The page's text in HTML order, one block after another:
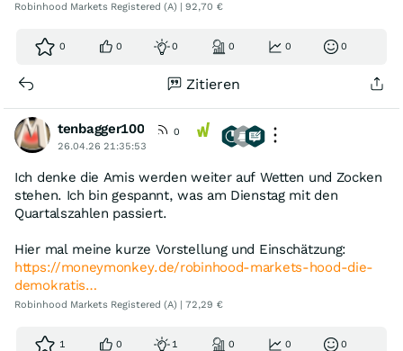
Robinhood Markets Registered (A) | 92,70 €
0 0 0 0 0 0
Zitieren
tenbagger100
0
26.04.26 21:35:53
Ich denke die Amis werden weiter auf Wetten und Zocken
stehen. Ich bin gespannt, was am Dienstag mit den
Quartalszahlen passiert.
Hier mal meine kurze Vorstellung und Einschätzung:
https://moneymonkey.de/robinhood-markets-hood-die-
demokratis…
Robinhood Markets Registered (A) | 72,29 €
1 0 1 0 0 0